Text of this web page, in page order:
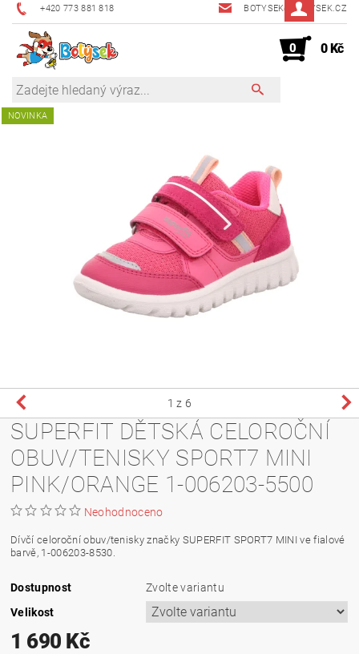
+420 773 881 818 BOTYSEK@BOTYSEK.CZ
0 0 Kč
NOVINKA
1 z 6
SUPERFIT DĚTSKÁ CELOROČNÍ
OBUV/TENISKY SPORT7 MINI
PINK/ORANGE 1-006203-5500
Neohodnoceno
Dívčí celoroční obuv/tenisky značky SUPERFIT SPORT7 MINI ve fialové
barvě, 1-006203-8530.
Dostupnost
Zvolte variantu
Velikost
1 690 Kč